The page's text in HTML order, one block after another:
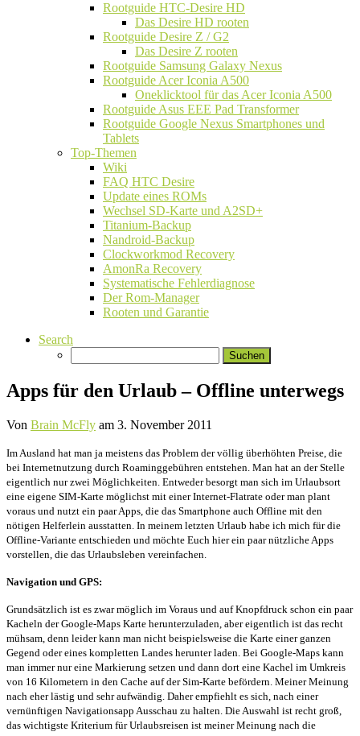
Rootguide HTC-Desire HD
Das Desire HD rooten
Rootguide Desire Z / G2
Das Desire Z rooten
Rootguide Samsung Galaxy Nexus
Rootguide Acer Iconia A500
Oneklicktool für das Acer Iconia A500
Rootguide Asus EEE Pad Transformer
Rootguide Google Nexus Smartphones und
Tablets
Top-Themen
Wiki
FAQ HTC Desire
Update eines ROMs
Wechsel SD-Karte und A2SD+
Titanium-Backup
Nandroid-Backup
Clockworkmod Recovery
AmonRa Recovery
Systematische Fehlerdiagnose
Der Rom-Manager
Rooten und Garantie
Search
nach:
Apps für den Urlaub – Offline unterwegs
Von Brain McFly am 3. November 2011
Im Ausland hat man ja meistens das Problem der völlig überhöhten Preise, die
bei Internetnutzung durch Roaminggebühren entstehen. Man hat an der Stelle
eigentlich nur zwei Möglichkeiten. Entweder besorgt man sich im Urlaubsort
eine eigene SIM-Karte möglichst mit einer Internet-Flatrate oder man plant
voraus und nutzt ein paar Apps, die das Smartphone auch Offline mit den
nötigen Helferlein ausstatten. In meinem letzten Urlaub habe ich mich für die
Offline-Variante entschieden und möchte Euch hier ein paar nützliche Apps
vorstellen, die das Urlaubsleben vereinfachen.
Navigation und GPS:
Grundsätzlich ist es zwar möglich im Voraus und auf Knopfdruck schon ein paar
Kacheln der Google-Maps Karte herunterzuladen, aber eigentlich ist das recht
mühsam, denn leider kann man nicht beispielsweise die Karte einer ganzen
Gegend oder eines kompletten Landes herunter laden. Bei Google-Maps kann
man immer nur eine Markierung setzen und dann dort eine Kachel im Umkreis
von 16 Kilometern in den Cache auf der Sim-Karte befördern. Meiner Meinung
nach eher lästig und sehr aufwändig. Daher empfiehlt es sich, nach einer
vernünftigen Navigationsapp Ausschau zu halten. Die Auswahl ist recht groß,
das wichtigste Kriterium für Urlaubsreisen ist meiner Meinung nach die